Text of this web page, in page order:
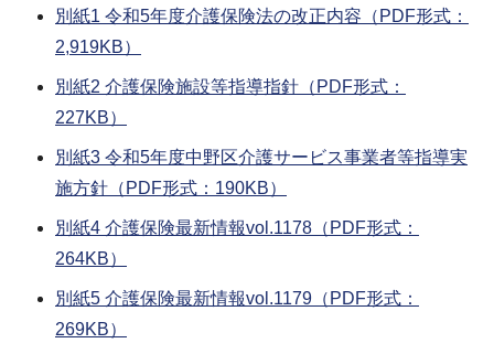
別紙1 令和5年度介護保険法の改正内容（PDF形式：
2,919KB）
別紙2 介護保険施設等指導指針（PDF形式：
227KB）
別紙3 令和5年度中野区介護サービス事業者等指導実
施方針（PDF形式：190KB）
別紙4 介護保険最新情報vol.1178（PDF形式：
264KB）
別紙5 介護保険最新情報vol.1179（PDF形式：
269KB）